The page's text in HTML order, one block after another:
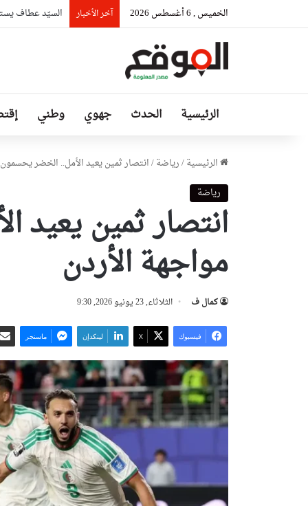
الخميس , 6 أغسطس 2026 آخر الأخبار السيّد عطاف
الرئيسية الحدث جهوي وطني
الرئيسية/رياضة/انتصار ثمين يعيد الأمل.. الخضر
رياضة
انتصار ثمين يعيد
مواجهة الأردن
كمال ف الثلاثاء, 23 يونيو 2026, 9:30
فيسبوك ‫X لينكدإن ماسنجر